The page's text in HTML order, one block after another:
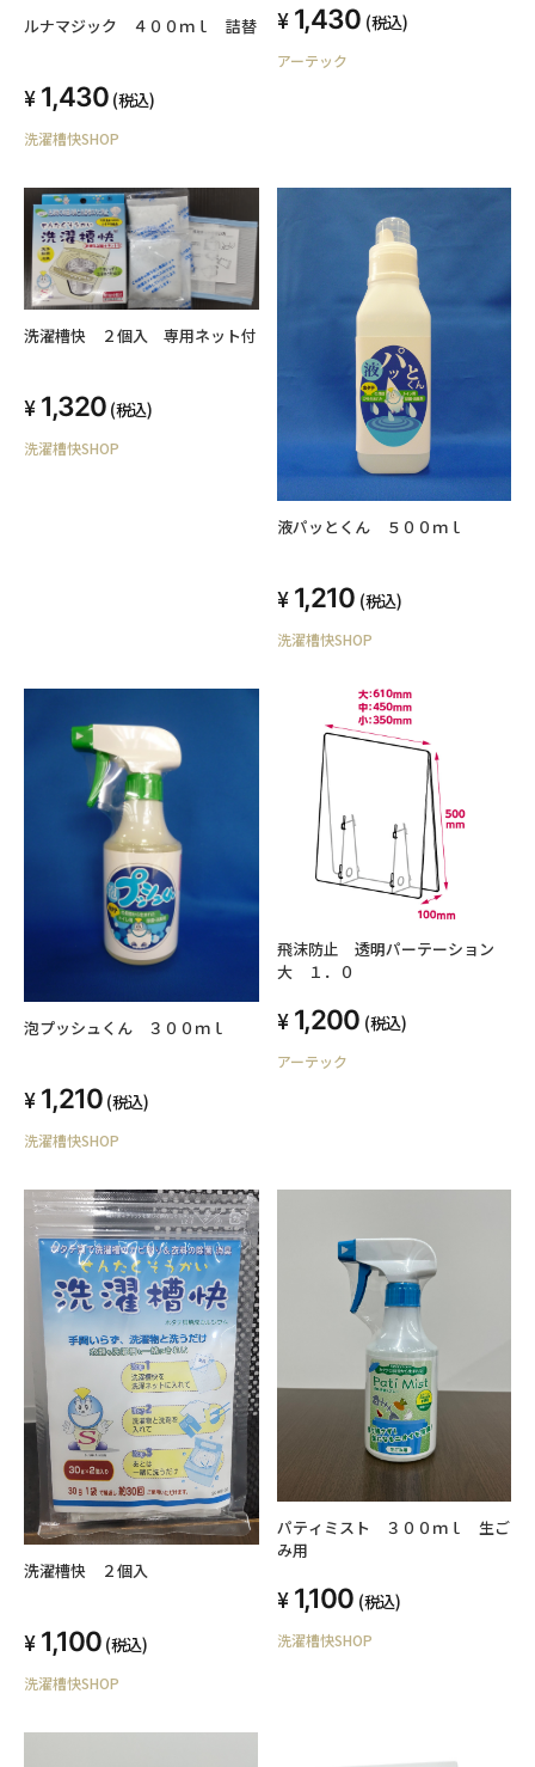
ルナマジック ４００ｍｌ 詰替
1,430 (税込)
洗濯槽快SHOP
1,430 (税込)
アーテック
洗濯槽快 ２個入 専用ネット付
1,320 (税込)
洗濯槽快SHOP
液パッとくん ５００ｍｌ
1,210 (税込)
洗濯槽快SHOP
泡プッシュくん ３００ｍｌ
1,210 (税込)
洗濯槽快SHOP
飛沫防止 透明パーテーション
大 １．０
1,200 (税込)
アーテック
洗濯槽快 ２個入
1,100 (税込)
洗濯槽快SHOP
パティミスト ３００ｍｌ 生ご
み用
1,100 (税込)
洗濯槽快SHOP